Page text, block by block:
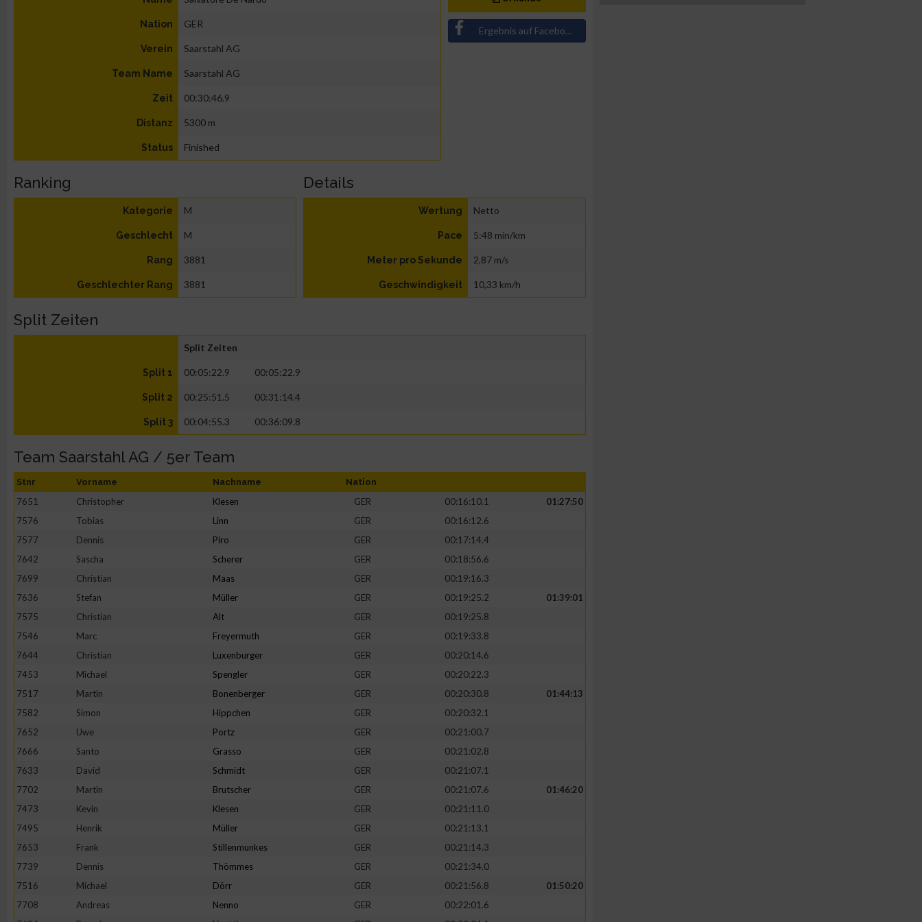
Nation GER
Verein Saarstahl AG
Team Name Saarstahl AG
Zeit 00:30:46.9
Distanz 5300 m
Status Finished
Ergebnis auf Facebook teilen
Ranking
Kategorie M
Geschlecht M
Rang 3881
Geschlechter Rang 3881
Details
Wertung Netto
Pace 5:48 min/km
Meter pro Sekunde 2,87 m/s
Geschwindigkeit 10,33 km/h
Split Zeiten
Split Zeiten
Split 1 00:05:22.9 00:05:22.9
Split 2 00:25:51.5 00:31:14.4
Split 3 00:04:55.3 00:36:09.8
Team Saarstahl AG / 5er Team
Stnr Vorname Nachname Nation
7651 Christopher Klesen GER 00:16:10.1
01:27:50
7576
Tobias Linn GER
00:16:12.6
7577
Dennis Piro GER
00:17:14.4
7642
Sascha Scherer GER
00:18:56.6
7699
Christian Maas GER
00:19:16.3
7636
Stefan Müller GER 00:19:25.2
01:39:01
7575
Christian Alt GER
00:19:25.8
7546
Marc Freyermuth GER
00:19:33.8
7644
Christian Luxenburger GER
00:20:14.6
7453
Michael Spengler GER
00:20:22.3
7517
Martin Bonenberger GER 00:20:30.8
01:44:13
7582
Simon Hippchen GER
00:20:32.1
7652
Uwe Portz GER
00:21:00.7
7666
Santo Grasso GER
00:21:02.8
7633
David Schmidt GER
00:21:07.1
7702
Martin Brutscher GER 00:21:07.6
01:46:20
7473
Kevin Klesen GER
00:21:11.0
7495
Henrik Müller GER
00:21:13.1
7653
Frank Stillenmunkes GER
00:21:14.3
7739
Dennis Thömmes GER
00:21:34.0
7516
Michael Dörr GER 00:21:56.8
01:50:20
7708
Andreas Nenno GER
00:22:01.6